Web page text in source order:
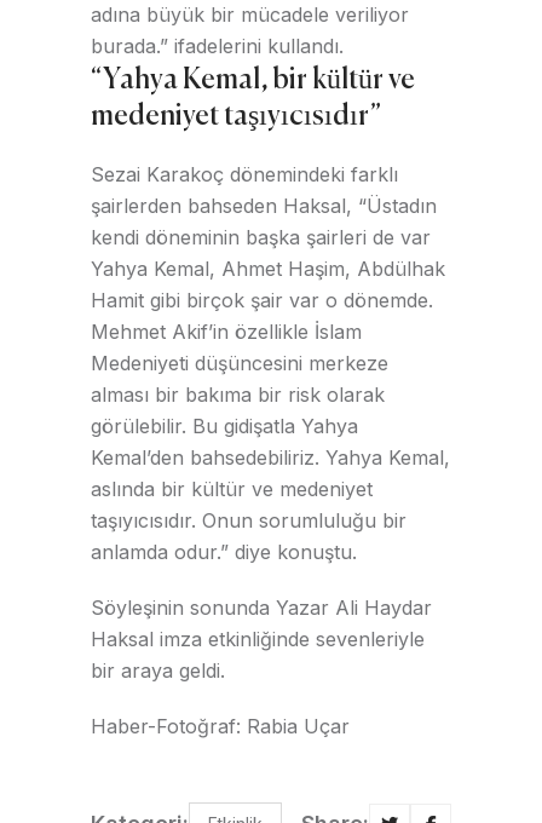
adına büyük bir mücadele veriliyor
burada.” ifadelerini kullandı.
“Yahya Kemal, bir kültür ve
medeniyet taşıyıcısıdır”
Sezai Karakoç dönemindeki farklı
şairlerden bahseden Haksal, “Üstadın
kendi döneminin başka şairleri de var
Yahya Kemal, Ahmet Haşim, Abdülhak
Hamit gibi birçok şair var o dönemde.
Mehmet Akif’in özellikle İslam
Medeniyeti düşüncesini merkeze
alması bir bakıma bir risk olarak
görülebilir. Bu gidişatla Yahya
Kemal’den bahsedebiliriz. Yahya Kemal,
aslında bir kültür ve medeniyet
taşıyıcısıdır. Onun sorumluluğu bir
anlamda odur.” diye konuştu.
Söyleşinin sonunda Yazar Ali Haydar
Haksal imza etkinliğinde sevenleriyle
bir araya geldi.
Haber-Fotoğraf: Rabia Uçar